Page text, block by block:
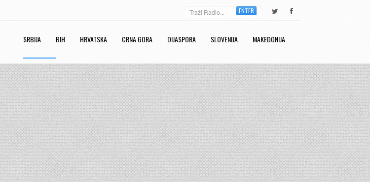
ENTER
SRBIJA BIH HRVATSKA CRNA GORA DIJASPORA SLOVENIJA MAKEDONIJA